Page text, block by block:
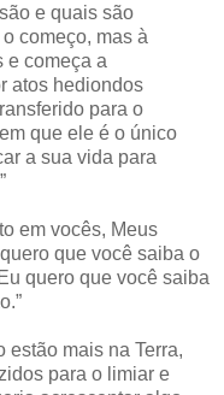
e quais são
começo, mas à
e começa a
atos hediondos
para o
que ele é o único
a sua vida para
em vocês, Meus
que você saiba o
quero que você saiba
estão mais na Terra,
para o limiar e